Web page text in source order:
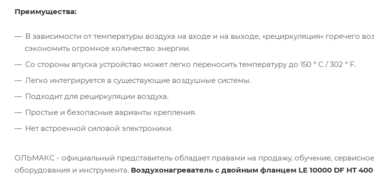
Преимущества:
В зависимости от температуры воздуха на входе и на выходе, «рециркуляция» горячего
сэкономить огромное количество энергии.
Со стороны впуска устройство может легко переносить температуру до 150 ° C / 302 ° F.
Легко интегрируется в существующие воздушные системы.
Подходит для рециркуляции воздуха.
Простые и безопасные варианты крепления.
Нет встроенной силовой электроники.
ОЛЬМАКС - официальный представитель обладает правами на продажу, обучение,
оборудования и инструмента. Воздухонагреватель с двойным фланцем LE 10000 DF HT 400